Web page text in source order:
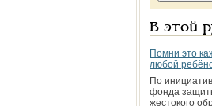
В этой
Помни это
любой
По
фонда
жестокого